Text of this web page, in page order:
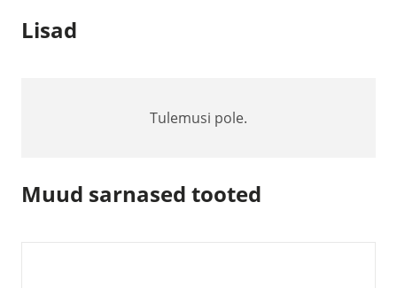
Lisad
Tulemusi pole.
Muud sarnased tooted